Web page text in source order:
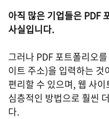
아직 많은 기업들은 PDF
사실입니다.
그러나 PDF 포트폴리오
이트 주소)을 입력하는 것
편리할 수 있으며, 웹 사
심층적인 방법으로 훨씬
다.